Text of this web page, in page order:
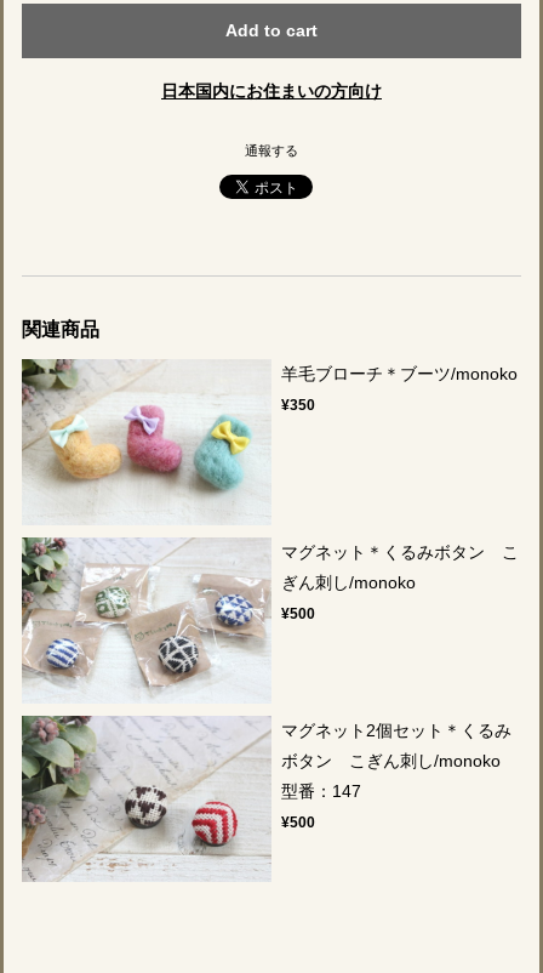
Add to cart
日本国内にお住まいの方向け
通報する
関連商品
羊毛ブローチ＊ブーツ/monoko
¥350
マグネット＊くるみボタン こ
ぎん刺し/monoko
¥500
マグネット2個セット＊くるみ
ボタン こぎん刺し/monoko
型番：147
¥500